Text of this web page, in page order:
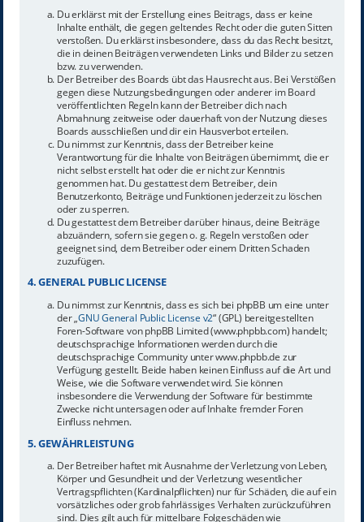
Du erklärst mit der Erstellung eines Beitrags, dass er keine
Inhalte enthält, die gegen geltendes Recht oder die guten Sitten
verstoßen. Du erklärst insbesondere, dass du das Recht besitzt,
die in deinen Beiträgen verwendeten Links und Bilder zu setzen
bzw. zu verwenden.
Der Betreiber des Boards übt das Hausrecht aus. Bei Verstößen
gegen diese Nutzungsbedingungen oder anderer im Board
veröffentlichten Regeln kann der Betreiber dich nach
Abmahnung zeitweise oder dauerhaft von der Nutzung dieses
Boards ausschließen und dir ein Hausverbot erteilen.
Du nimmst zur Kenntnis, dass der Betreiber keine
Verantwortung für die Inhalte von Beiträgen übernimmt, die er
nicht selbst erstellt hat oder die er nicht zur Kenntnis
genommen hat. Du gestattest dem Betreiber, dein
Benutzerkonto, Beiträge und Funktionen jederzeit zu löschen
oder zu sperren.
Du gestattest dem Betreiber darüber hinaus, deine Beiträge
abzuändern, sofern sie gegen o. g. Regeln verstoßen oder
geeignet sind, dem Betreiber oder einem Dritten Schaden
zuzufügen.
4. GENERAL PUBLIC LICENSE
Du nimmst zur Kenntnis, dass es sich bei phpBB um eine unter
der „GNU General Public License v2“ (GPL) bereitgestellten
Foren-Software von phpBB Limited (www.phpbb.com) handelt;
deutschsprachige Informationen werden durch die
deutschsprachige Community unter www.phpbb.de zur
Verfügung gestellt. Beide haben keinen Einfluss auf die Art und
Weise, wie die Software verwendet wird. Sie können
insbesondere die Verwendung der Software für bestimmte
Zwecke nicht untersagen oder auf Inhalte fremder Foren
Einfluss nehmen.
5. GEWÄHRLEISTUNG
Der Betreiber haftet mit Ausnahme der Verletzung von Leben,
Körper und Gesundheit und der Verletzung wesentlicher
Vertragspflichten (Kardinalpflichten) nur für Schäden, die auf ein
vorsätzliches oder grob fahrlässiges Verhalten zurückzuführen
sind. Dies gilt auch für mittelbare Folgeschäden wie